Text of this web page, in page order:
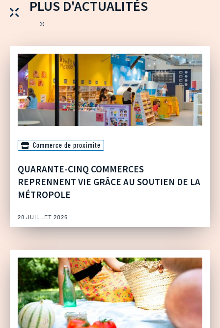
PLUS D'ACTUALITÉS
Commerce de proximité
QUARANTE-CINQ COMMERCES
REPRENNENT VIE GRÂCE AU SOUTIEN DE LA
MÉTROPOLE
28 JUILLET 2026